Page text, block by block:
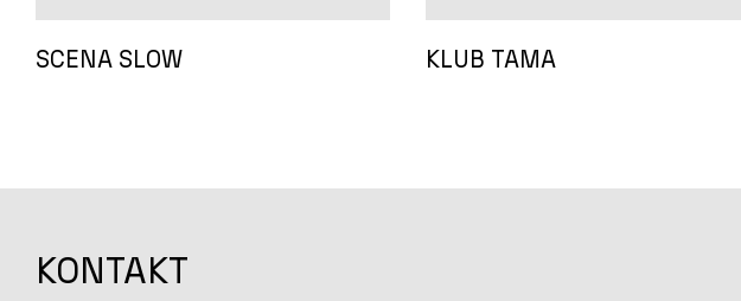
SCENA SLOW KLUB TAMA
KONTAKT